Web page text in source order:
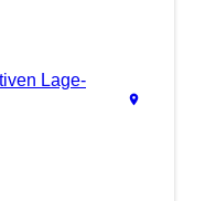
La­ge­